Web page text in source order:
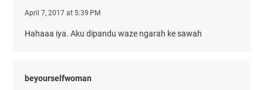
April 7, 2017 at 5:39 PM
Hahaaa iya. Aku dipandu waze ngarah ke sawah
beyourselfwoman